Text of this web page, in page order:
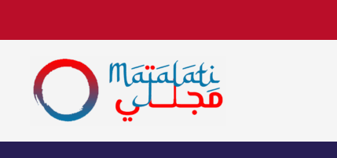
اخبار فنية وترفيهية